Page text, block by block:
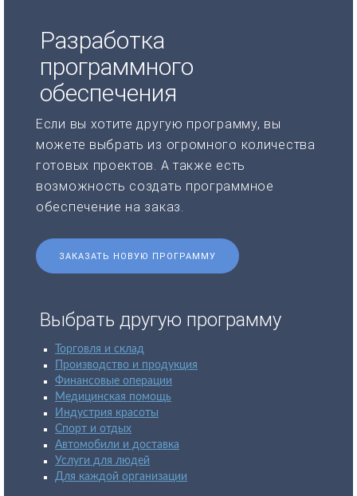
Разработка
программного
обеспечения
Если вы хотите другую программу, вы
можете выбрать из огромного количества
готовых проектов. А также есть
возможность создать программное
обеспечение на заказ.
ЗАКАЗАТЬ НОВУЮ ПРОГРАММУ
Выбрать другую программу
Торговля и склад
Производство и продукция
Финансовые операции
Медицинская помощь
Индустрия красоты
Спорт и отдых
Автомобили и доставка
Услуги для людей
Для каждой организации